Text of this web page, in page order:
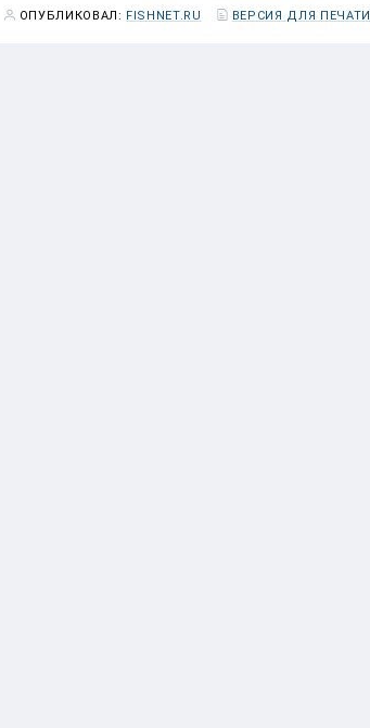
ОПУБЛИКОВАЛ: FISHNET.RU ВЕРСИЯ ДЛЯ ПЕЧАТИ